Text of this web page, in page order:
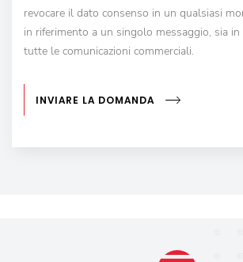
revocare il dato consenso in un qualsiasi
in riferimento a un singolo messaggio, sia
tutte le comunicazioni commerciali.
INVIARE LA DOMANDA